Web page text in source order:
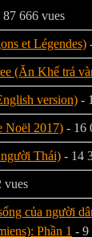
87 666 vues
et Légendes)
(Ăn Khế trả
version) -
Noël 2017) - 16
Thái) - 14
vues
của người
Phần 1 - 9